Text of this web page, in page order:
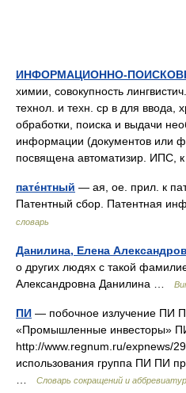
ИНФОРМАЦИОННО-
химии, совокупность
технол. и техн. ср в для ввода,
обработки, поиска и выдачи
информации (документов или
посвящена автоматизир. ИПС,
пате́нтный — ая, ое. прил. к
Патентный сбор. Патентная
словарь
Данилина, Елена
о других людях с такой
Александровна Данилина …
ПИ — побочное излучение ПИ
«Промышленные инвесторы»
http://www.regnum.ru/expnews/
использования группа ПИ ПИ
Словарь сокращений и аббревиатур